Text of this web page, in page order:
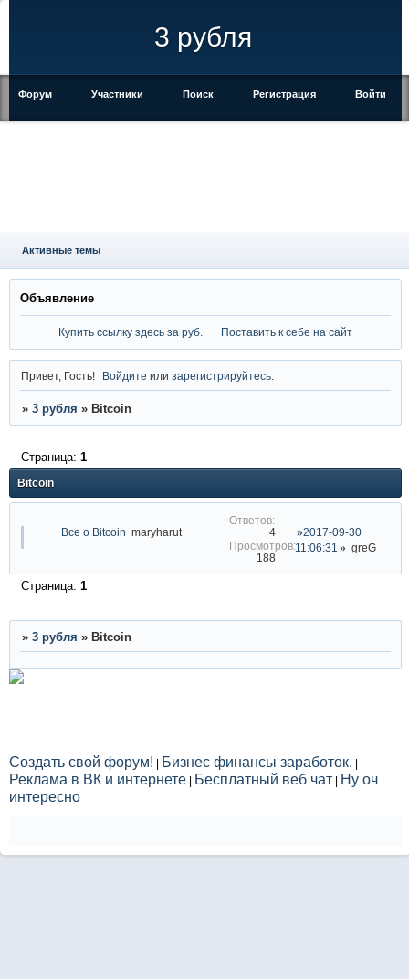
3 рубля
Форум Участники Поиск Регистрация Войти
Активные темы
Объявление
Купить ссылку здесь заруб. Поставить к себе на сайт
Привет, Гость! Войдите илизарегистрируйтесь
» 3 рубля » Bitcoin
Bitcoin
Страница: 1
Все о Bitcoin maryharut 4
188
2017-09-30
11:06:31
greG
Страница: 1
» 3 рубля » Bitcoin
Создать свой форум! | Бизнес финансы заработок. |
Реклама в ВК и интернете | Бесплатный веб чат | Ну оч
интересно